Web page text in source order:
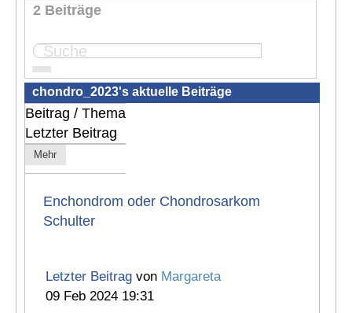
2 Beiträge
Seite: 1
chondro_2023's aktuelle Beiträge
Beitrag / Thema
Letzter Beitrag
Mehr
Enchondrom oder Chondrosarkom
Schulter
Letzter Beitrag von Margareta
09 Feb 2024 19:31